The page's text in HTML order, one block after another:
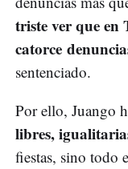
triste ver que en
catorce
sentenciado.
Por ello, Juango
libres,
fiestas, sino todo